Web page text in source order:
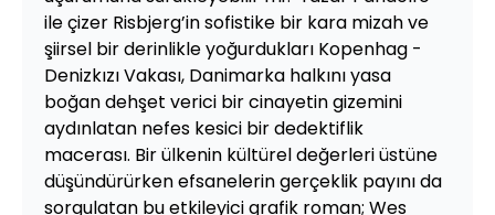
ile çizer Risbjerg’in sofistike bir kara mizah ve
şiirsel bir derinlikle yoğurdukları Kopenhag -
Denizkızı Vakası, Danimarka halkını yasa
boğan dehşet verici bir cinayetin gizemini
aydınlatan nefes kesici bir dedektiflik
macerası. Bir ülkenin kültürel değerleri üstüne
düşündürürken efsanelerin gerçeklik payını da
sorgulatan bu etkileyici grafik roman; Wes